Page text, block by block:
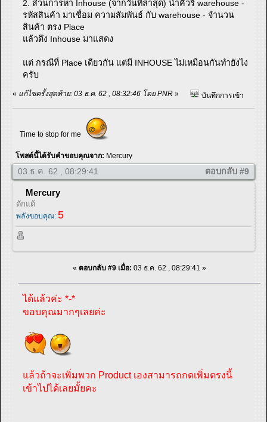
2. ส่วนการหา Inhouse (จากวันที่ล่าสุด) นำคิวรี่ warehouse -
รหัสสินค้า มาเชื่อม ความสัมพันธ์ กับ warehouse - จำนวน
สินค้า ตรง Place
แล้วดึง Inhouse มาแสดง
แต่ กรณีที่ Place เดียวกัน แต่มี INHOUSE ไม่เหมือนกันทำยังไง
ครับ
« แก้ไขครั้งสุดท้าย: 03 ธ.ค. 62 , 08:32:46 โดย PNR » บันทึกการเข้า
Time to stop for me
โพสต์นี้ได้รับคำขอบคุณจาก: Mercury
03 ธ.ค. 62 , 08:29:41 ตอบกลับ #9
Mercury
ดักแด้
พลังขอบคุณ: 5
« ตอบกลับ #9 เมื่อ: 03 ธ.ค. 62 , 08:29:41 »
ได้แล้วค่ะ *-*
ขอบคุณมากๆเลยค่ะ
แล้วถ้าจะเพิ่มพวก Product เองสามารถกดเพิ่มตรงนี้
เข้าไปได้เลยมั้ยคะ